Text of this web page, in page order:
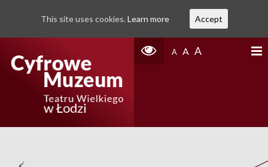
A A A
This site uses cookies. Learn more Accept